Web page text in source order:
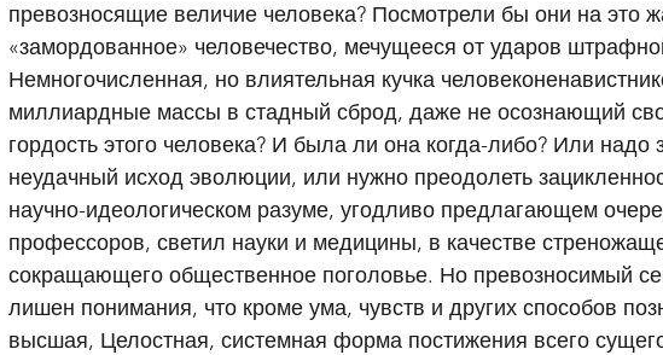
превозносящие величие человека? Посмотрели бы они на это
«замордованное» человечество, мечущееся от ударов
Немногочисленная, но влиятельная кучка
миллиардные массы в стадный сброд, даже не осознающий
гордость этого человека? И была ли она когда-либо? Или надо
неудачный исход эволюции, или нужно преодолеть
научно-идеологическом разуме, угодливо предлагающем
профессоров, светил науки и медицины, в качестве
сокращающего общественное поголовье. Но превозносимый
лишен понимания, что кроме ума, чувств и других способов
высшая, Целостная, системная форма постижения всего